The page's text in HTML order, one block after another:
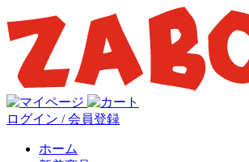
ログイン / 会員登録
ホーム